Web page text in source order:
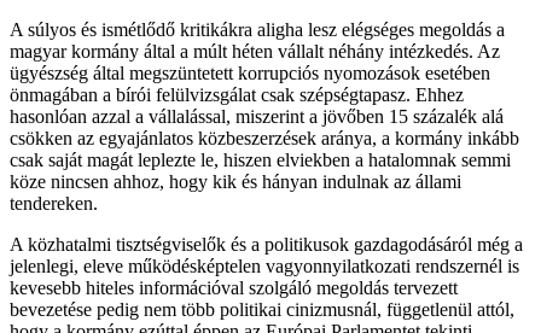
A súlyos és ismétlődő kritikákra aligha lesz elégséges megoldás a
magyar kormány által a múlt héten vállalt néhány intézkedés. Az
ügyészség által megszüntetett korrupciós nyomozások esetében
önmagában a bírói felülvizsgálat csak szépségtapasz. Ehhez
hasonlóan azzal a vállalással, miszerint a jövőben 15 százalék alá
csökken az egyajánlatos közbeszerzések aránya, a kormány inkább
csak saját magát leplezte le, hiszen elviekben a hatalomnak semmi
köze nincsen ahhoz, hogy kik és hányan indulnak az állami
tendereken.
A közhatalmi tisztségviselők és a politikusok gazdagodásáról még a
jelenlegi, eleve működésképtelen vagyonnyilatkozati rendszernél is
kevesebb hiteles információval szolgáló megoldás tervezett
bevezetése pedig nem több politikai cinizmusnál, függetlenül attól,